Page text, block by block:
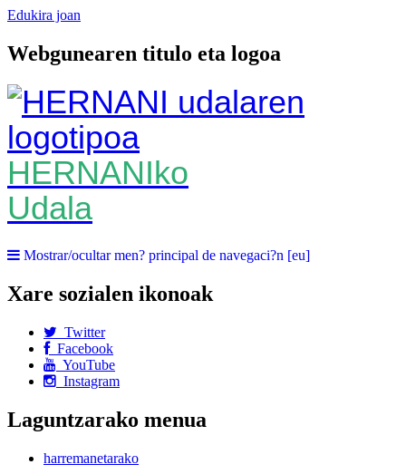
Edukira joan
Webgunearen titulo eta logoa
HERNANIko
Udala
Mostrar/ocultar men? principal de navegaci?n [eu]
Xare sozialen ikonoak
Twitter
Facebook
YouTube
Instagram
Laguntzarako menua
harremanetarako